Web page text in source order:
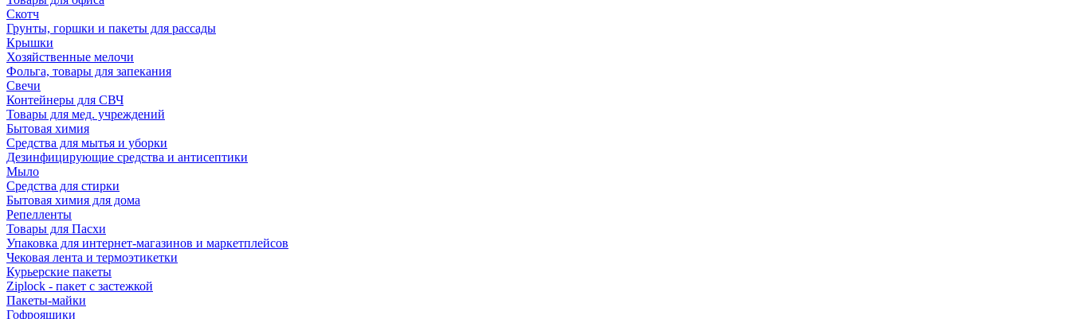
Скотч
Грунты, горшки и пакеты для рассады
Крышки
Хозяйственные мелочи
Фольга, товары для запекания
Свечи
Контейнеры для СВЧ
Товары для мед. учреждений
Бытовая химия
Средства для мытья и уборки
Дезинфицирующие средства и антисептики
Мыло
Средства для стирки
Бытовая химия для дома
Репелленты
Товары для Пасхи
Упаковка для интернет-магазинов и маркетплейсов
Чековая лента и термоэтикетки
Курьерские пакеты
Ziplock - пакет с застежкой
Пакеты-майки
Гофроящики